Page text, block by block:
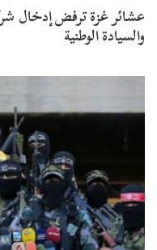
عشائر غزة ترفض إدخال
والسيادة الوطنية